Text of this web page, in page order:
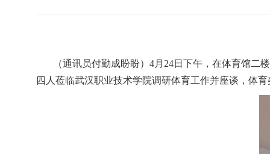
（通讯员付勤成盼盼） 4月24日下午，在体育馆二
四人莅临武汉职业技术学院调研体育工作并座谈，体